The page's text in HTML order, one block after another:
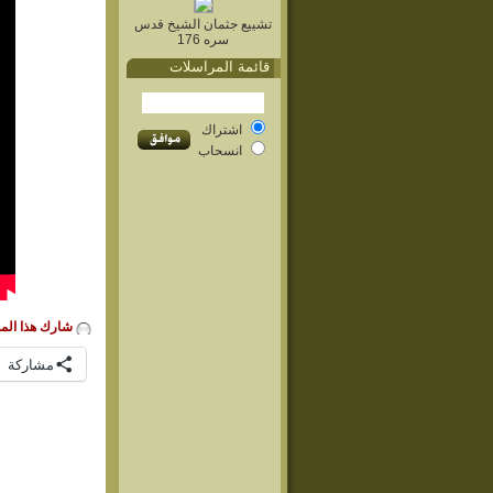
تشييع جثمان الشيخ قدس
سره 176
قائمة المراسلات
اشتراك
انسحاب
شارك هذا
مشاركة